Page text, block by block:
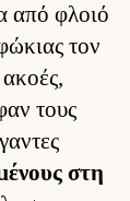
από φλοιό
τον
τους
στη